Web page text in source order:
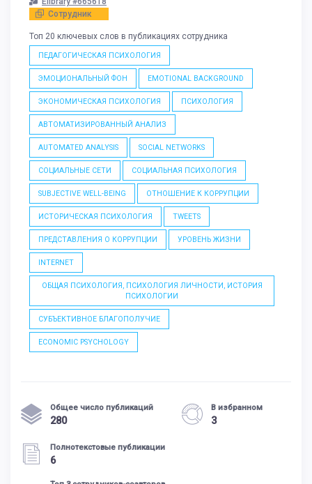
Сотрудник
Топ 20 ключевых слов в публикациях сотрудника
ПЕДАГОГИЧЕСКАЯ ПСИХОЛОГИЯ
ЭМОЦИОНАЛЬНЫЙ ФОН EMOTIONAL BACKGROUND
ЭКОНОМИЧЕСКАЯ ПСИХОЛОГИЯ ПСИХОЛОГИЯ
АВТОМАТИЗИРОВАННЫЙ АНАЛИЗ
AUTOMATED ANALYSIS SOCIAL NETWORKS
СОЦИАЛЬНЫЕ СЕТИ СОЦИАЛЬНАЯ ПСИХОЛОГИЯ
SUBJECTIVE WELL-BEING ОТНОШЕНИЕ К КОРРУПЦИИ
ИСТОРИЧЕСКАЯ ПСИХОЛОГИЯ TWEETS
ПРЕДСТАВЛЕНИЯ О КОРРУПЦИИ УРОВЕНЬ ЖИЗНИ
INTERNET
ОБЩАЯ ПСИХОЛОГИЯ, ПСИХОЛОГИЯ ЛИЧНОСТИ, ИСТОРИЯ
ПСИХОЛОГИИ
СУБЪЕКТИВНОЕ БЛАГОПОЛУЧИЕ
ECONOMIC PSYCHOLOGY
Общее число публикаций
280
В избранном
3
Полнотекстовые публикации
6